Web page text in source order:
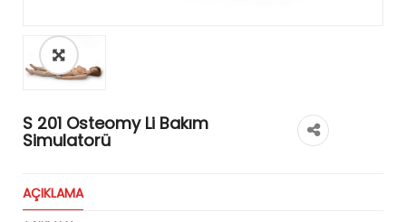
S 201 Osteomy Li Bakım
Simulatorü
AÇIKLAMA